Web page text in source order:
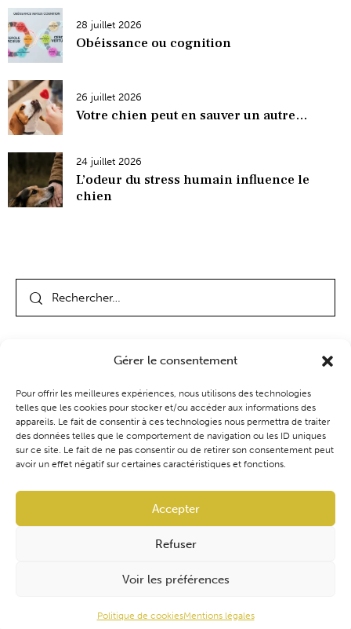
Gérer le consentement
Pour offrir les meilleures expériences, nous utilisons des technologies
telles que les cookies pour stocker et/ou accéder aux informations des
appareils. Le fait de consentir à ces technologies nous permettra de traiter
des données telles que le comportement de navigation ou les ID uniques
sur ce site. Le fait de ne pas consentir ou de retirer son consentement peut
avoir un effet négatif sur certaines caractéristiques et fonctions.
Accepter
Refuser
Voir les préférences
Politique de cookiesMentions légales
28 juillet 2026
Obéissance ou cognition
26 juillet 2026
Votre chien peut en sauver un autre…
24 juillet 2026
L’odeur du stress humain influence le
chien
Coaching Événements Blog Boutique
Audrey Ventura | Cynoconsult
remboursement.